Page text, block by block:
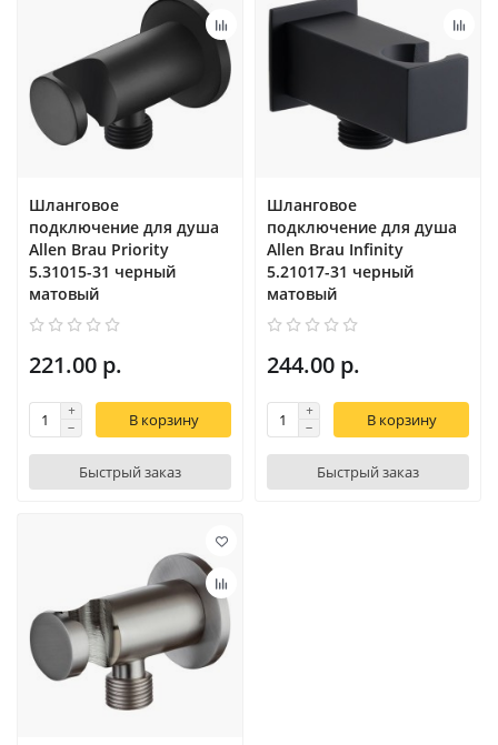
Шланговое
подключение для душа
Allen Brau Priority
5.31015-31 черный
матовый
221.00 р.
В корзину
Быстрый заказ
Шланговое
подключение для душа
Allen Brau Infinity
5.21017-31 черный
матовый
244.00 р.
В корзину
Быстрый заказ